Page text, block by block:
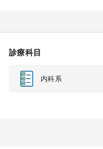
診療科目
内科系